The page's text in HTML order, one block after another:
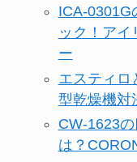
ICA-0301G
ック！アイ
ー
エスティロ
型乾燥機対
CW-1623
は？